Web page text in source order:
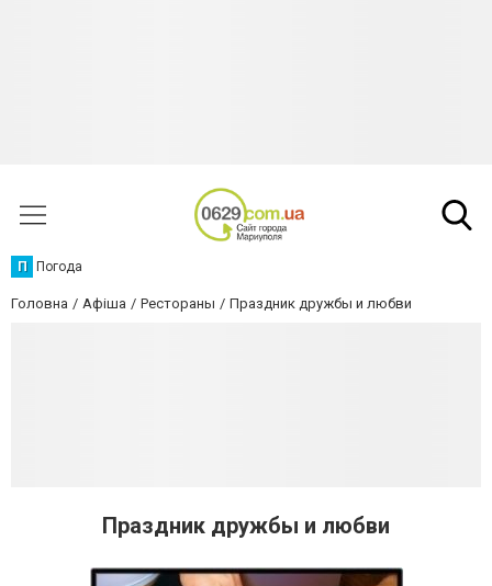
П Погода
Головна Афіша Рестораны Праздник дружбы и любви
Праздник дружбы и любви